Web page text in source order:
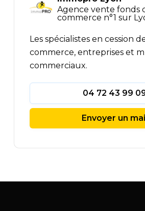
Agence vente fonds
commerce n°1 sur
Les spécialistes en cession
commerce, entreprises et
commerciaux.
04 72 43 99
Envoyer un